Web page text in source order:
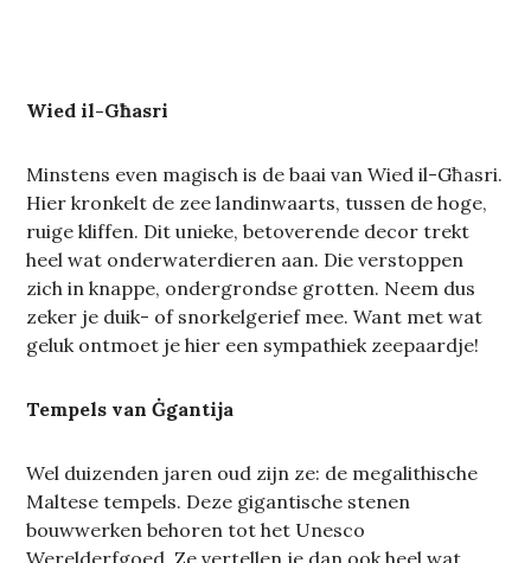
Wied il-Għasri
Minstens even magisch is de baai van Wied il-Għasri.
Hier kronkelt de zee landinwaarts, tussen de hoge,
ruige kliffen. Dit unieke, betoverende decor trekt
heel wat onderwaterdieren aan. Die verstoppen
zich in knappe, ondergrondse grotten. Neem dus
zeker je duik- of snorkelgerief mee. Want met wat
geluk ontmoet je hier een sympathiek zeepaardje!
Tempels van Ġgantija
Wel duizenden jaren oud zijn ze: de megalithische
Maltese tempels. Deze gigantische stenen
bouwwerken behoren tot het Unesco
Werelderfgoed. Ze vertellen je dan ook heel wat